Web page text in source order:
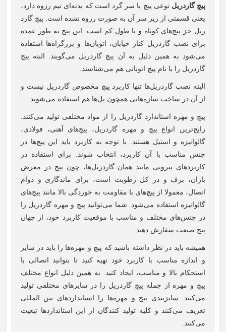
پیچ گاردریل نوعی پیچ با سر گرد است که بدنه‌ای نیم رزوه دارد،
یعنی قسمتی از زیر سر آن به صورت رزوه نشده است. پیچ گارد
ریل جز پیچ‌های کوتاه و با طول کم است. این پیچ به طور عمده
برای نصب گاردریل کنار خیابان، اتوبان‌ها و بزرگراه‌ها استفاده
می‌شود به همین دلیل به آن پیچ گاردریل می‌گویند. البته پیچ
گاردریل را با نام پیچ اتوبانی هم می‌شناسند.
البته نصب گاردریل‌ها تنها کاربرد پیچ مخصوص گاردریل نیست و
از آن در ساخت سازه‌هایی همچون پل‌ها هم استفاده می‌شوند.
پیچ و مهره استاندارد گاردریل را از مواد مختلفی تولید می‌کنند.
رایج‌ترین انواع پیچ و مهره گاردریل، پیچ‌های آهنی، فولادی،
گالوانیزه و استیل هستند. با توجه به کاربرد باید این پیچ‌ها در
جنس مناسب با آن کاربرد، انتخاب شوند. برای استفاده در
کاربردهای بیرونی مانند همان گاردریل‌ها، چون پیچ در معرض
باران، برف و در کل رطوبت است، برای ماندگاری و دوام
اتصال، معمولا از پیچ‌های با مقاومت به خوردگی بالا مانند پیچ‌های
گالوانیزه استفاده می‌شود. شما می‌توانید پیچ و مهره گاردریل را
در جنس‌های مختلف و مناسب با موقعیت کاربرد خود، از جهان
پیچ صنعت سفارش دهید.
همیشه باید در نظر داشته باشید که پیچ و مهره‌ها را باید در سایز
و اندازه مناسب با کاربرد خود تهیه کنید تا بتوانید اتصالی با
استحکام بالا و مناسب، ایجاد کنید. به همین دلیل انواع مختلف
پیچ و مهره از جمله پیچ گاردریل را در سایزهای مختلفی تولید
می‌کنند. سایزبندی پیچ و مهره‌ها را استانداردهای بین المللی
تعریف می‌کنند و کلیه تولید کنندگان از این استانداردها تبعیت
می‌کنند.